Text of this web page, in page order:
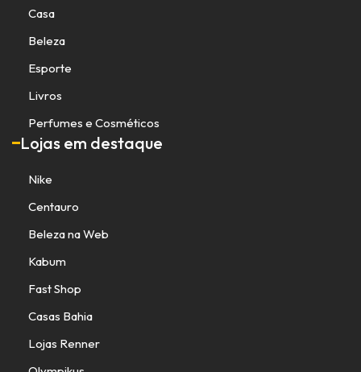
Casa
Beleza
Esporte
Livros
Perfumes e Cosméticos
Lojas em destaque
Nike
Centauro
Beleza na Web
Kabum
Fast Shop
Casas Bahia
Lojas Renner